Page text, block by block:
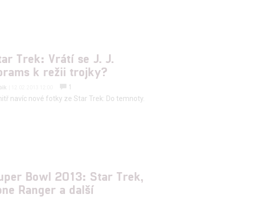
Trek: Vrátí se J. J.
k režii trojky?
1
navíc nové fotky ze Star Trek: Do temnoty.
Bowl 2013: Star Trek,
Ranger a další
předcházení a zjišťování podvodů a odstraňování chyb,
reklamy a obsahu